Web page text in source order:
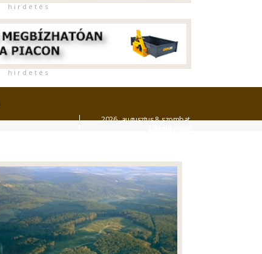
h i r d e t é s
h i r d e t é s
2026. augusztus 8. szombat,